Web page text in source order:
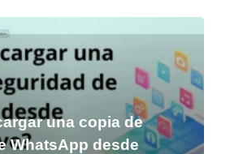
una copia de
WhatsApp desde